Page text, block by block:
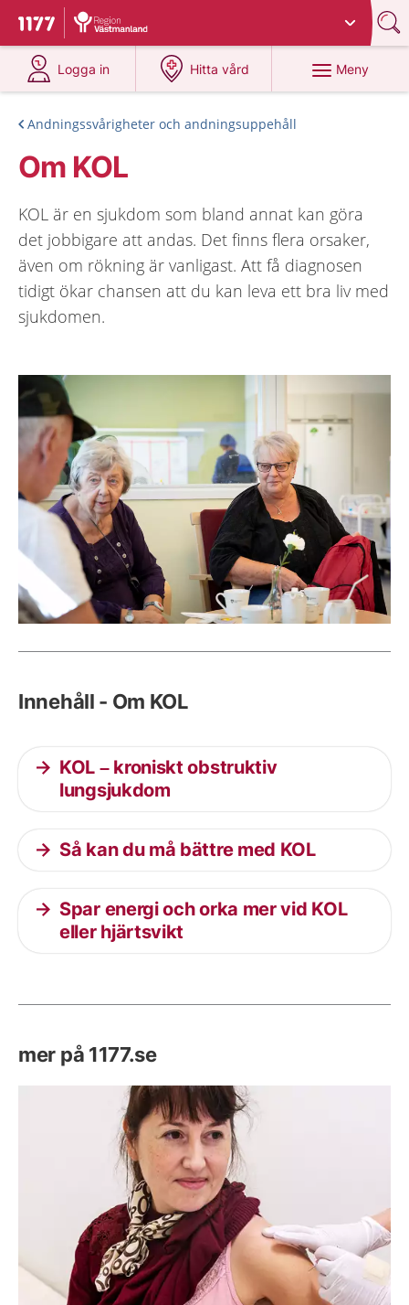
Till startsidan för 1177
Du har valt region
Logga in
på 1177.se
Hitta vård
på 1177.se
Meny
Andningssvårigheter och andningsuppehåll
Om KOL
KOL är en sjukdom som bland annat kan göra
det jobbigare att andas. Det finns flera orsaker,
även om rökning är vanligast. Att få diagnosen
tidigt ökar chansen att du kan leva ett bra liv med
sjukdomen.
Innehåll - Om KOL
KOL – kroniskt obstruktiv
lungsjukdom
Så kan du må bättre med KOL
Spar energi och orka mer vid KOL
eller hjärtsvikt
mer på 1177.se